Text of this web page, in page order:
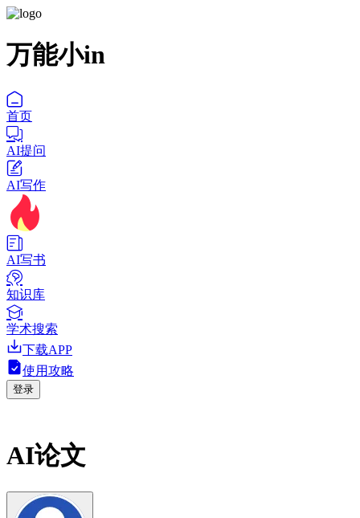
万能小in
首页
AI提问
AI写作
AI写书
知识库
学术搜索
下载APP
使用攻略
登录
AI论文